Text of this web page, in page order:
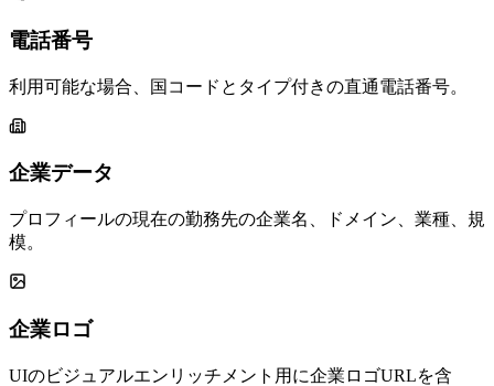
電話番号
利用可能な場合、国コードとタイプ付きの直通電話番号。
企業データ
プロフィールの現在の勤務先の企業名、ドメイン、業種、規
模。
企業ロゴ
UIのビジュアルエンリッチメント用に企業ロゴURLを含